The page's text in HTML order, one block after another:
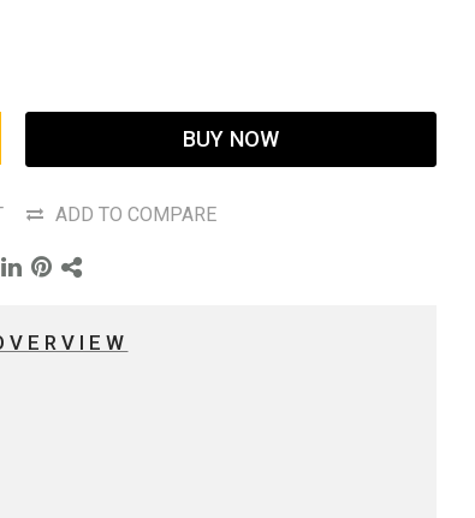
BUY NOW
ADD TO COMPARE